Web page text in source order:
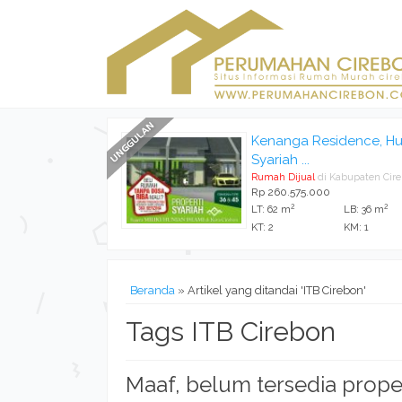
Kenanga Residence,
Syariah ...
Rumah Dijual di Kabupaten
Rp 260.575.000
LT: 62 m2 LB: 36 m2
KT: 2 KM: 1
Beranda » Artikel yang ditandai 'ITB Cirebon'
Tags ITB Cirebon
Maaf, belum tersedia